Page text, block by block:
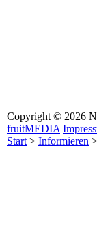
Copyright © 2026
fruitMEDIA
Start> Informieren >